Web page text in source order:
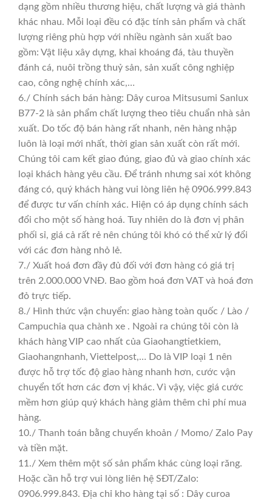
dạng gồm nhiều thương hiệu, chất lượng và giá thành
khác nhau. Mỗi loại đều có đặc tính sản phẩm và chất
lượng riêng phù hợp với nhiều ngành sản xuất bao
gồm: Vật liệu xây dựng, khai khoáng đá, tàu thuyền
đánh cá, nuôi trồng thuỷ sản, sản xuất công nghiệp
cao, công nghệ chính xác,…
6./ Chính sách bán hàng: Dây curoa Mitsusumi Sanlux
B77-2 là sản phẩm chất lượng theo tiêu chuẩn nhà sản
xuất. Do tốc độ bán hàng rất nhanh, nên hàng nhập
luôn là loại mới nhất, thời gian sản xuất còn rất mới.
Chúng tôi cam kết giao đúng, giao đủ và giao chính xác
loại khách hàng yêu cầu. Để tránh nhưng sai xót không
đáng có, quý khách hàng vui lòng liên hệ 0906.999.843
để được tư vấn chính xác. Hiện có áp dụng chính sách
đổi cho một số hàng hoá. Tuy nhiên do là đơn vị phân
phối sỉ, giá cả rất rẻ nên chúng tôi khó có thể xử lý đổi
với các đơn hàng nhỏ lẻ.
7./ Xuất hoá đơn đầy đủ đối với đơn hàng có giá trị
trên 2.000.000 VNĐ. Bao gồm hoá đơn VAT và hoá đơn
đỏ trực tiếp.
8./ Hình thức vận chuyển: giao hàng toàn quốc / Lào /
Campuchia qua chành xe . Ngoài ra chúng tôi còn là
khách hàng VIP cao nhất của Giaohangtietkiem,
Giaohangnhanh, Viettelpost,… Do là VIP loại 1 nên
được hỗ trợ tốc độ giao hàng nhanh hơn, cước vận
chuyển tốt hơn các đơn vị khác. Vì vậy, việc giá cước
mềm hơn giúp quý khách hàng giảm thêm chi phí mua
hàng.
10./ Thanh toán bằng chuyển khoản / Momo/ Zalo Pay
và tiền mặt.
11./ Xem thêm một số sản phẩm khác cùng loại răng.
Hoặc cần hỗ trợ vui lòng liên hệ SĐT/Zalo:
0906.999.843. Địa chỉ kho hàng tại số : Dây curoa